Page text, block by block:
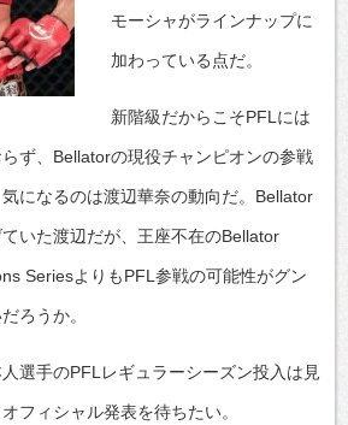
モーシャがラインナップに
加わっている点だ。
新階級だからこそPFLには
ず、Bellatorの現役チャンピオンの参戦
になるのは渡辺華奈の動向だ。Bellator
いた渡辺だが、王座不在のBellator
SeriesよりもPFL参戦の可能性がグン
ろうか。
選手のPFLレギュラーシーズン投入は見
フィシャル発表を待ちたい。